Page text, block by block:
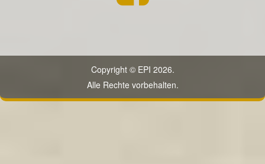
Copyright © EPI 2026.
Alle Rechte vorbehalten.